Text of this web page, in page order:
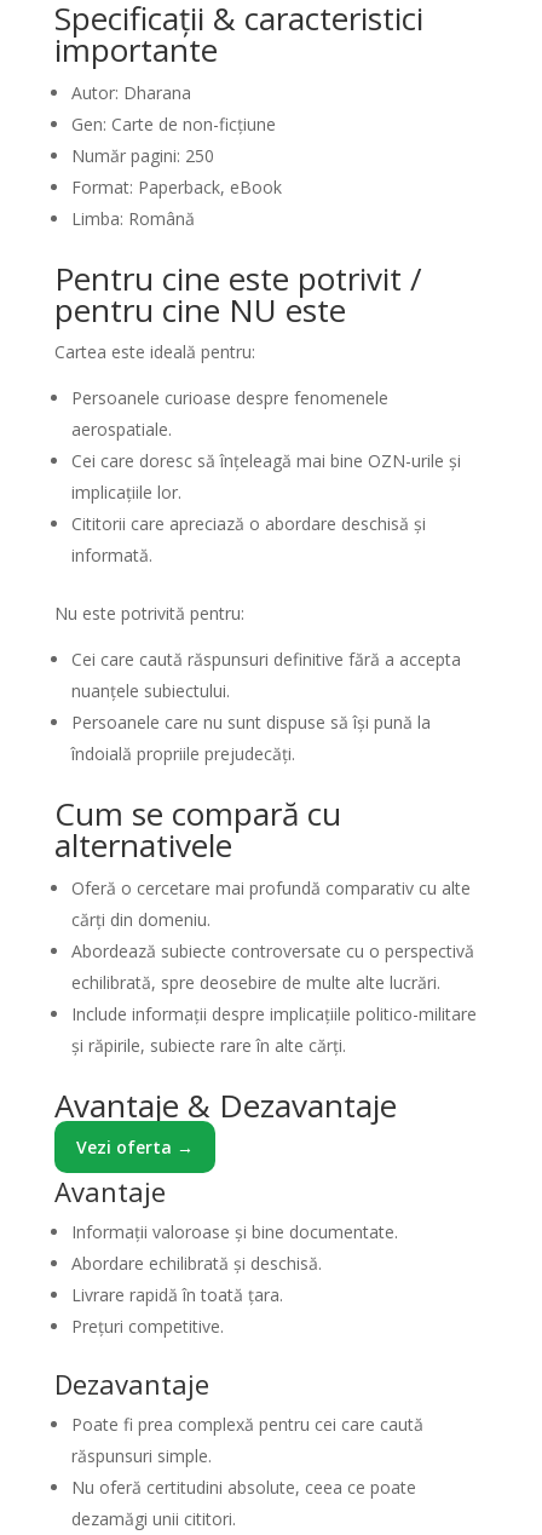
Specificații & caracteristici
importante
Autor: Dharana
Gen: Carte de non-ficțiune
Număr pagini: 250
Format: Paperback, eBook
Limba: Română
Pentru cine este potrivit /
pentru cine NU este
Cartea este ideală pentru:
Persoanele curioase despre fenomenele
aerospatiale.
Cei care doresc să înțeleagă mai bine OZN-urile și
implicațiile lor.
Cititorii care apreciază o abordare deschisă și
informată.
Nu este potrivită pentru:
Cei care caută răspunsuri definitive fără a accepta
nuanțele subiectului.
Persoanele care nu sunt dispuse să își pună la
îndoială propriile prejudecăți.
Cum se compară cu
alternativele
Oferă o cercetare mai profundă comparativ cu alte
cărți din domeniu.
Abordează subiecte controversate cu o perspectivă
echilibrată, spre deosebire de multe alte lucrări.
Include informații despre implicațiile politico-militare
și răpirile, subiecte rare în alte cărți.
Avantaje & Dezavantaje
Vezi oferta →
Avantaje
Informații valoroase și bine documentate.
Abordare echilibrată și deschisă.
Livrare rapidă în toată țara.
Prețuri competitive.
Dezavantaje
Poate fi prea complexă pentru cei care caută
răspunsuri simple.
Nu oferă certitudini absolute, ceea ce poate
dezamăgi unii cititori.